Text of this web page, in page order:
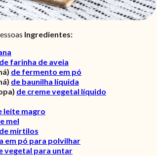
Ingredientes:
de farinha de aveia
de fermento em pó
de baunilha líquida
de creme vegetal líquido
leite magro
mel
de mirtilos
em pó para polvilhar
vegetal para untar